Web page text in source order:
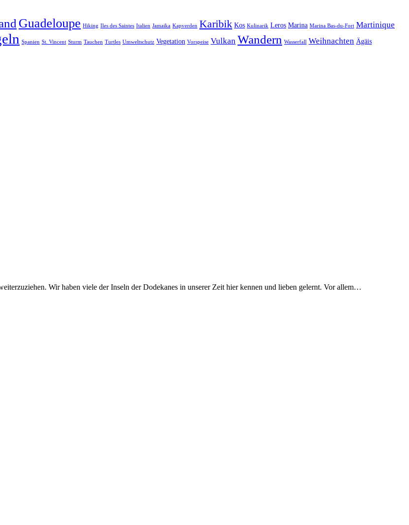
Guadeloupe Hiking Iles des Saintes Italien Jamaika Kapverden Karibik Kos Kulinarik Leros Marina Marina Bas-du-Fort Martinique
Spanien St. Vincent Sturm Tauchen Turtles Umweltschutz Vegetation Vorspeise Vulkan Wandern Wasserfall Weihnachten Ägäis
Wir haben viele der Inseln der Dodekanes in unserer Zeit hier kennen und lieben gelernt. Vor allem…